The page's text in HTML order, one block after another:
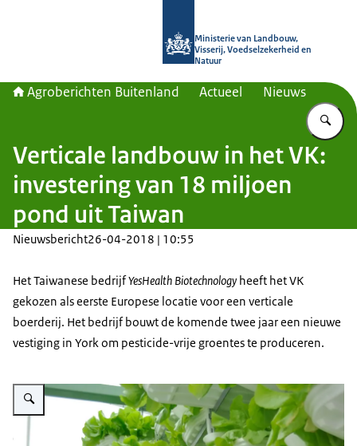
Ministerie van Landbouw,
Visserij, Voedselzekerheid en
Natuur
Agroberichten Buitenland Actueel Nieuws
Verticale landbouw in het VK:
investering van 18 miljoen
pond uit Taiwan
Nieuwsbericht26-04-2018 | 10:55
Het Taiwanese bedrijfYesHealth Biotechnology heeft het VK
gekozen als eerste Europese locatie voor een verticale
boerderij. Het bedrijf bouwt de komende twee jaar een nieuwe
vestiging in Yorkom pesticide-vrije groentes te produceren.
Vergroot afbeelding Verticale landbouw